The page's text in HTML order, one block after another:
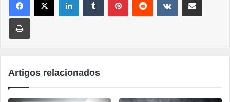
Imprimir
Artigos relacionados